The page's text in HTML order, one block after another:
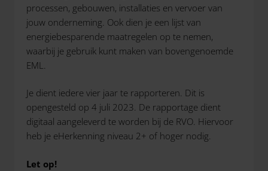
processen, gebouwen, installaties en vervoer van
jouw onderneming. Ook dien je een lijst van
energiebesparende maatregelen op te nemen,
waarbij je gebruik kunt maken van bovengenoemde
EML.
Je dient iedere vier jaar te rapporteren. Dit is
opengesteld op 4 juli 2023. De rapportage dient
digitaal aangeleverd te worden bij de RVO. Hiervoor
heb je eHerkenning niveau 2+ of hoger nodig.
Let op!